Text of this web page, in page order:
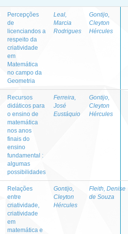
Percepções
de
licenciandos a
respeito da
criatividade
em
Matemática
no campo da
Geometria
Leal,
Marcia
Rodrigues
Gontijo,
Cleyton
Hércules
Recursos
didáticos para
o ensino de
matemática
nos anos
finais do
ensino
fundamental :
algumas
possibilidades
Ferreira,
José
Eustáquio
Gontijo,
Cleyton
Hércules
Relações
entre
criatividade,
criatividade
em
matemática e
Gontijo,
Cleyton
Hércules
Fleith, Denise
de Souza